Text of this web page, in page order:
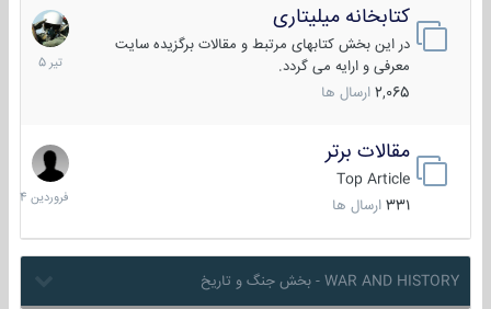
کتابخانه میلیتاری
در این بخش کتابهای مرتبط و مقالات برگزیده سایت
معرفی و ارایه می گردد.
2,065 ارسال ها
16
تیر
1405
مقالات برتر
Top Article
331 ارسال ها
29
فروردین
1404
WAR AND HISTORY - بخش جنگ و تاریخ